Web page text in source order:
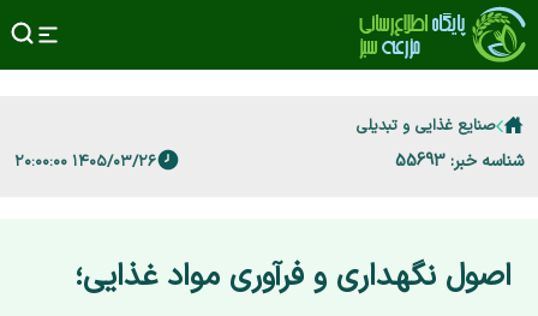
صنایع غذایی و تبدیلی
شناسه خبر: 55693 ۱۴۰۵/۰۳/۲۶ ۲۰:۰۰:۰۰
اصول نگهداری و فرآوری مواد غذایی؛